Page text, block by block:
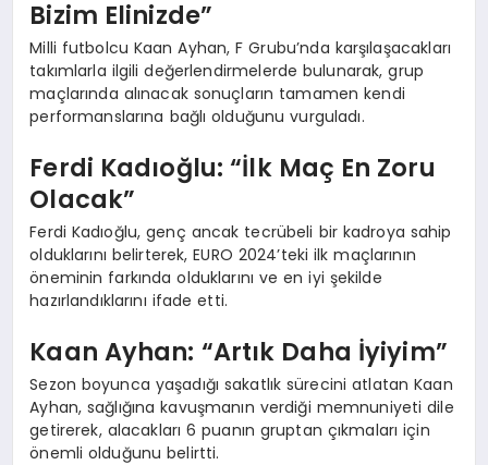
Bizim Elinizde”
Milli futbolcu Kaan Ayhan, F Grubu’nda karşılaşacakları
takımlarla ilgili değerlendirmelerde bulunarak, grup
maçlarında alınacak sonuçların tamamen kendi
performanslarına bağlı olduğunu vurguladı.
Ferdi Kadıoğlu: “İlk Maç En Zoru
Olacak”
Ferdi Kadıoğlu, genç ancak tecrübeli bir kadroya sahip
olduklarını belirterek, EURO 2024’teki ilk maçlarının
öneminin farkında olduklarını ve en iyi şekilde
hazırlandıklarını ifade etti.
Kaan Ayhan: “Artık Daha İyiyim”
Sezon boyunca yaşadığı sakatlık sürecini atlatan Kaan
Ayhan, sağlığına kavuşmanın verdiği memnuniyeti dile
getirerek, alacakları 6 puanın gruptan çıkmaları için
önemli olduğunu belirtti.